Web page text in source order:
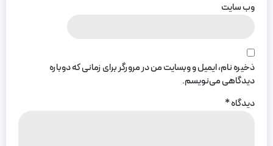
وب‌ سایت
ذخیره نام، ایمیل و وبسایت من در مرورگر برای زمانی که دوباره
دیدگاهی می‌نویسم.
دیدگاه*